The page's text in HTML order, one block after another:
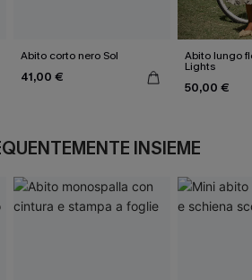
Abito corto nero Sol
41,00 €
Abito lungo
Lights
50,00 €
INSIEME